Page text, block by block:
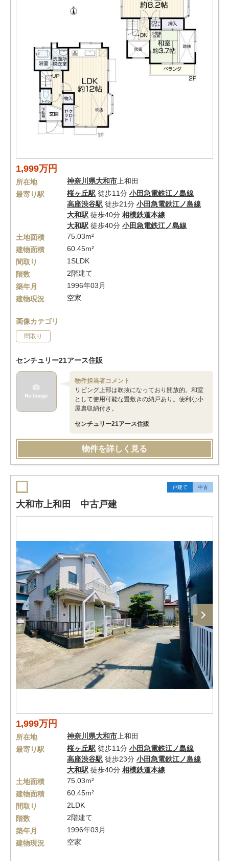
1,999万円
所在地 神奈川県大和市 上和田
最寄り駅
桜ヶ丘駅 徒歩11分 小田急電鉄江ノ島線
高座渋谷駅 徒歩21分 小田急電鉄江ノ島線
大和駅 徒歩40分 相模鉄道本線
大和駅 徒歩40分 小田急電鉄江ノ島線
土地面積
75.03m²
建物面積
60.45m²
間取り
1SLDK
階数
2階建て
築年月
1996年03月
建物現況
空家
画像カテゴリ
間取り
センチュリー21アース住販
物件担当者コメント
リビング上部は吹抜になっており開放的。和室
として使用可能な畳敷きの納戸あり。便利な小
屋裏収納付き。
センチュリー21アース住販
物件を詳しく見る
戸建て 中古
大和市上和田 中古戸建
1,999万円
所在地 神奈川県大和市 上和田
最寄り駅
桜ヶ丘駅 徒歩11分 小田急電鉄江ノ島線
高座渋谷駅 徒歩23分 小田急電鉄江ノ島線
大和駅 徒歩40分 相模鉄道本線
土地面積
75.03m²
建物面積
60.45m²
間取り
2LDK
階数
2階建て
築年月
1996年03月
建物現況
空家